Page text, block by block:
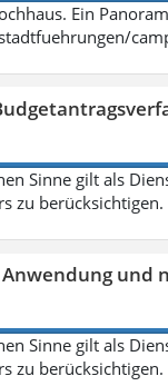
Ein
Sinne gilt als
zu berücksichtigen.
Anwendung
Sinne gilt als
zu berücksichtigen.